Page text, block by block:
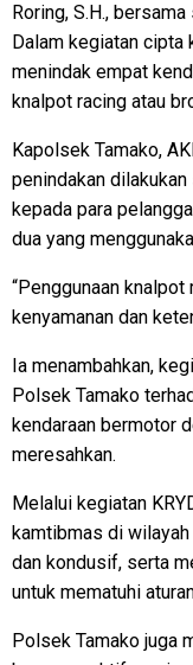
Roring, S.H.,
Dalam kegiatan
menindak empat
knalpot racing atau
Kapolsek Tamako,
penindakan
kepada para
dua yang
“Penggunaan
kenyamanan dan
Ia menambahkan,
Polsek Tamako
kendaraan bermotor
meresahkan.
Melalui kegiatan
kamtibmas di wilayah
dan kondusif, serta
untuk mematuhi
Polsek Tamako juga